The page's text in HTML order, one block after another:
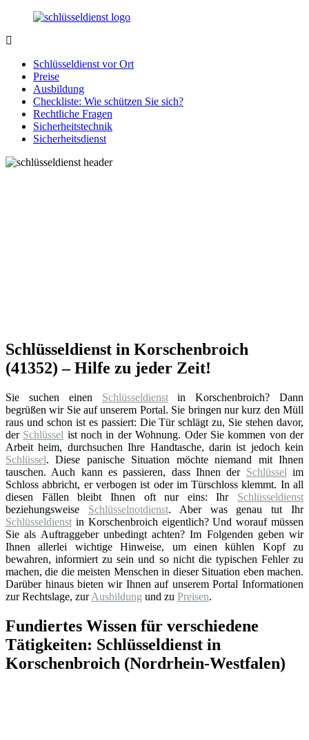
Zurück
Inhalt
Notlage
wird
gelöst!
Schlüsseldienst vor Ort
Preise
Ausbildung
Checkliste: Wie schützen Sie sich?
Rechtliche Fragen
Sicherheitstechnik
Sicherheitsdienst
Schlüsseldienst in Korschenbroich
(41352) – Hilfe zu jeder Zeit!
Sie suchen einen Schlüsseldienstin Korschenbroich? Dann
begrüßen wir Sie auf unserem Portal. Sie bringen nur kurz den Müll
raus und schon ist es passiert: Die Tür schlägt zu, Sie stehen davor,
der Schlüssel ist noch in der Wohnung. Oder Sie kommen von der
Arbeit heim, durchsuchen Ihre Handtasche, darin ist jedoch kein
Schlüssel. Diese panische Situation möchte niemand mit Ihnen
tauschen. Auch kann es passieren, dass Ihnen der Schlüssel im
Schloss abbricht, er verbogen ist oder im Türschloss klemmt. In all
diesen Fällen bleibt Ihnen oft nur eins: Ihr Schlüsseldienst
beziehungsweise Schlüsselnotdienst. Aber was genau tut Ihr
Schlüsseldienst in Korschenbroich eigentlich? Und worauf müssen
Sie als Auftraggeber unbedingt achten? Im Folgenden geben wir
Ihnen allerlei wichtige Hinweise, um einen kühlen Kopf zu
bewahren, informiert zu sein und so nicht die typischen Fehler zu
machen, die die meisten Menschen in dieser Situation eben machen.
Darüber hinaus bieten wir Ihnen auf unserem Portal Informationen
zur Rechtslage, zurAusbildung und zu Preisen.
Fundiertes Wissen für verschiedene
Tätigkeiten: Schlüsseldienst in
Korschenbroich (Nordrhein-Westfalen)